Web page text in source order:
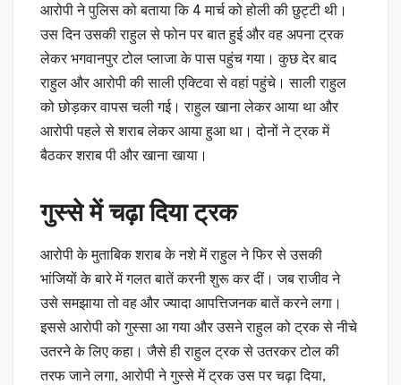
आरोपी ने पुलिस को बताया कि 4 मार्च को होली की छुट्टी थी।
उस दिन उसकी राहुल से फोन पर बात हुई और वह अपना ट्रक
लेकर भगवानपुर टोल प्लाजा के पास पहुंच गया। कुछ देर बाद
राहुल और आरोपी की साली एक्टिवा से वहां पहुंचे। साली राहुल
को छोड़कर वापस चली गई। राहुल खाना लेकर आया था और
आरोपी पहले से शराब लेकर आया हुआ था। दोनों ने ट्रक में
बैठकर शराब पी और खाना खाया।
गुस्से में चढ़ा दिया ट्रक
आरोपी के मुताबिक शराब के नशे में राहुल ने फिर से उसकी
भांजियों के बारे में गलत बातें करनी शुरू कर दीं। जब राजीव ने
उसे समझाया तो वह और ज्यादा आपत्तिजनक बातें करने लगा।
इससे आरोपी को गुस्सा आ गया और उसने राहुल को ट्रक से नीचे
उतरने के लिए कहा। जैसे ही राहुल ट्रक से उतरकर टोल की
तरफ जाने लगा, आरोपी ने गुस्से में ट्रक उस पर चढ़ा दिया,